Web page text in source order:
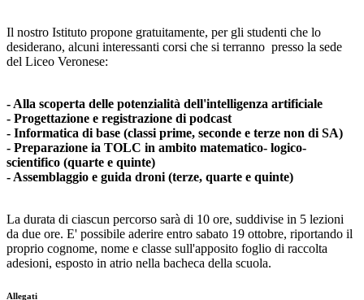
Il nostro Istituto propone gratuitamente, per gli studenti che lo
desiderano, alcuni interessanti corsi che si terranno presso la sede
del Liceo Veronese:
- Alla scoperta delle potenzialità dell'intelligenza artificiale
- Progettazione e registrazione di podcast
- Informatica di base (classi prime, seconde e terze non di SA)
- Preparazione ia TOLC in ambito matematico- logico-
scientifico (quarte e quinte)
- Assemblaggio e guida droni (terze, quarte e quinte)
La durata di ciascun percorso sarà di 10 ore, suddivise in 5 lezioni
da due ore. E' possibile aderire entro sabato 19 ottobre, riportando il
proprio cognome, nome e classe sull'apposito foglio di raccolta
adesioni, esposto in atrio nella bacheca della scuola.
Allegati